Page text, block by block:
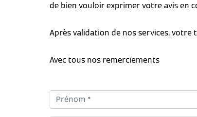
de bien vouloir exprimer votre avis en
Après validation de nos services,
Avec tous nos remerciements
Prénom *: